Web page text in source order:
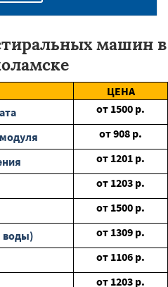
машин в
ЦЕНА
от 1500 р.
от908 р.
от 1201 р.
от 1203 р.
от 1500 р.
воды)
от 1309 р.
от 1106 р.
от 1203 р.